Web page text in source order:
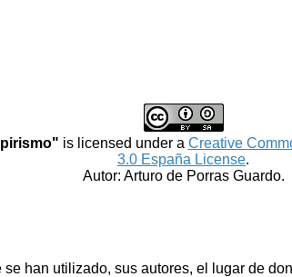
is licensed under a Creative
3.0 España License.
Autor: Arturo de Porras Guardo.
han utilizado, sus autores, el lugar de